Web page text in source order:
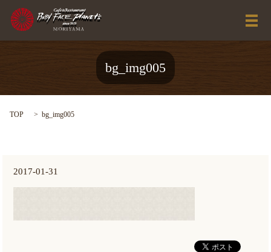
メ
bg_img005
TOP bg_img005
2017-01-31